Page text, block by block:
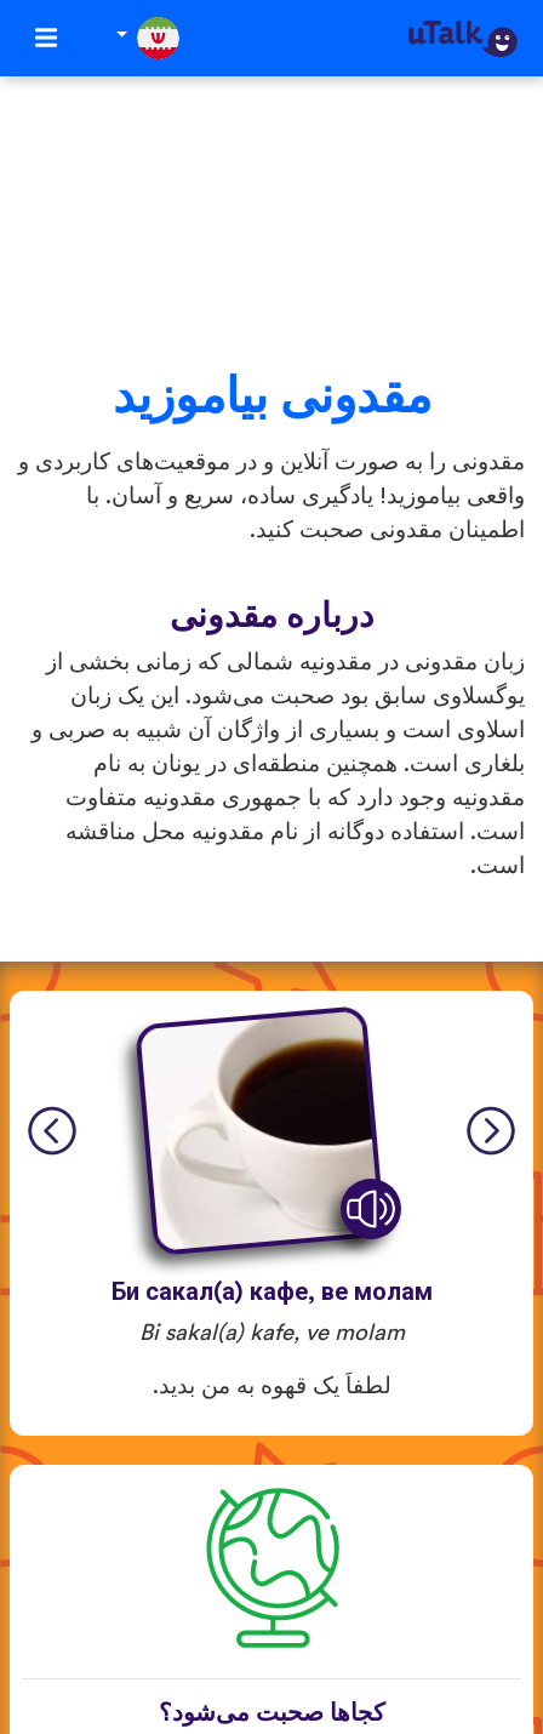
مقدونی بیاموزید
مقدونی را به صورت آنلاین و در موقعیت‌های کاربردی و
واقعی بیاموزید! یادگیری ساده، سریع و آسان. با
اطمینان مقدونی صحبت کنید.
درباره مقدونی
زبان مقدونی در مقدونیه شمالی که زمانی بخشی از
یوگسلاوی سابق بود صحبت می‌شود. این یک زبان
اسلاوی است و بسیاری از واژگان آن شبیه به صربی و
بلغاری است. همچنین منطقه‌ای در یونان به نام
مقدونیه وجود دارد که با جمهوری مقدونیه متفاوت
است. استفاده دوگانه از نام مقدونیه محل مناقشه
است.
Би сакал(а) кафе, ве молам
Bi sakal(a) kafe, ve molam
لطفاَ یک قهوه به من بدید.
کجاها صحبت می‌شود؟